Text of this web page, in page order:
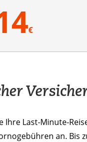
€
Ihre Last-Minute-
an. Bis